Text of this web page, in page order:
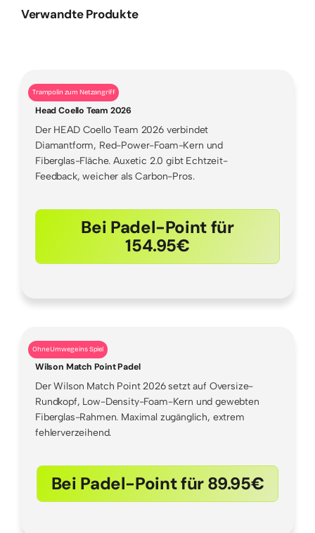
Verwandte Produkte
Trampolin zum Netzangriff
Head Coello Team 2026
Der HEAD Coello Team 2026 verbindet
Diamantform, Red-Power-Foam-Kern und
Fiberglas-Fläche. Auxetic 2.0 gibt Echtzeit-
Feedback, weicher als Carbon-Pros.
Bei Padel-Point für
154.95€
Ohne Umwege ins Spiel
Wilson Match Point Padel
Der Wilson Match Point 2026 setzt auf Oversize-
Rundkopf, Low-Density-Foam-Kern und gewebten
Fiberglas-Rahmen. Maximal zugänglich, extrem
fehlerverzeihend.
Bei Padel-Point für 89.95€